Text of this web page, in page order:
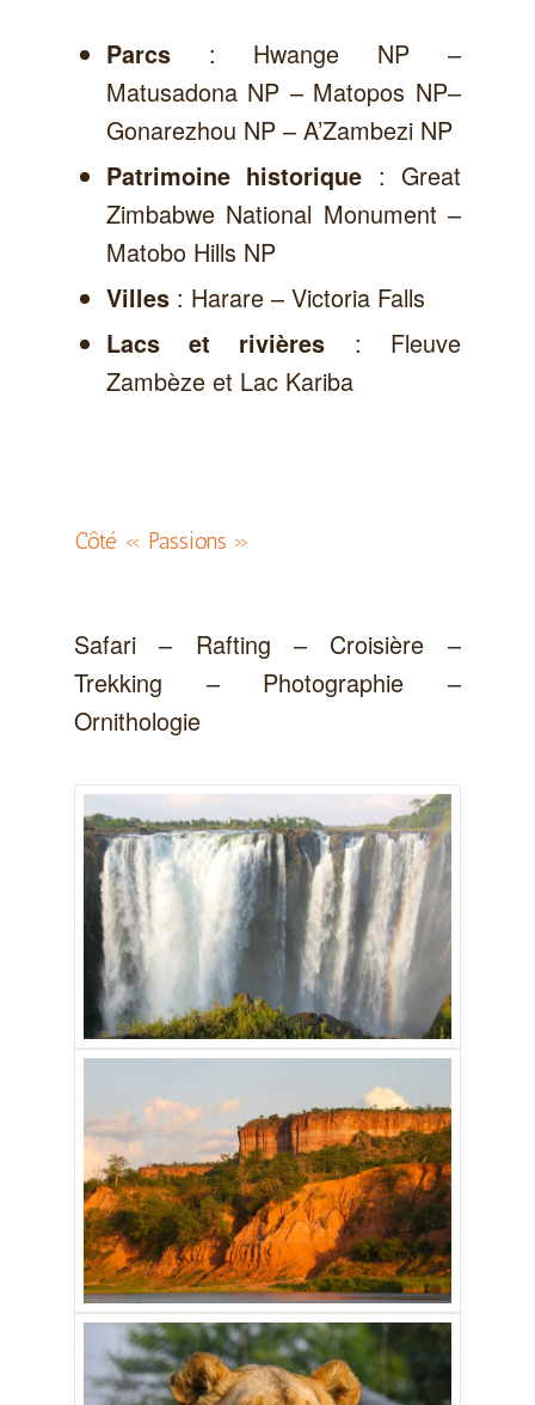
Parcs: Hwange NP –
Matusadona NP – Matopos NP–
Gonarezhou NP – A’Zambezi NP
Patrimoine historique : Great
Zimbabwe National Monument –
Matobo Hills NP
Villes: Harare – Victoria Falls
Lacs et rivières : Fleuve
Zambèze et Lac Kariba
Côté « Passions »
Safari – Rafting – Croisière –
Trekking – Photographie –
Ornithologie